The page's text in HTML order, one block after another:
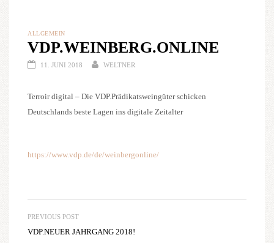
ALLGEMEIN
VDP.WEINBERG.ONLINE
11. JUNI 2018 WELTNER
Terroir digital – Die VDP.Prädikatsweingüter schicken
Deutschlands beste Lagen ins digitale Zeitalter
https://www.vdp.de/de/weinbergonline/
PREVIOUS POST
VDP.NEUER JAHRGANG 2018!